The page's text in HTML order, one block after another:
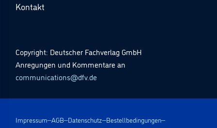
Kontakt
Copyright: Deutscher Fachverlag GmbH
Anregungen und Kommentare an
communications@dfv.de
Impressum AGB Datenschutz Bestellbedingungen